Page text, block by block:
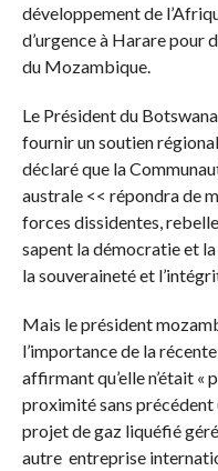
développement de
d’urgence à Harare pour
du Mozambique.
Le Président du
fournir un soutien
déclaré que la
australe << répondra de
forces dissidentes,
sapent la démocratie et la
la souveraineté et
Mais le président
l’importance de la
affirmant qu’elle n’était «
proximité sans précédent
projet de gaz liquéfié
autre entreprise